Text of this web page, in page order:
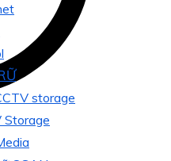
storage
Storage